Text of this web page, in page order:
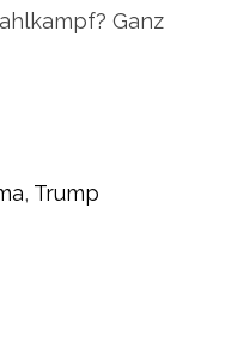
Ganz
, Trump